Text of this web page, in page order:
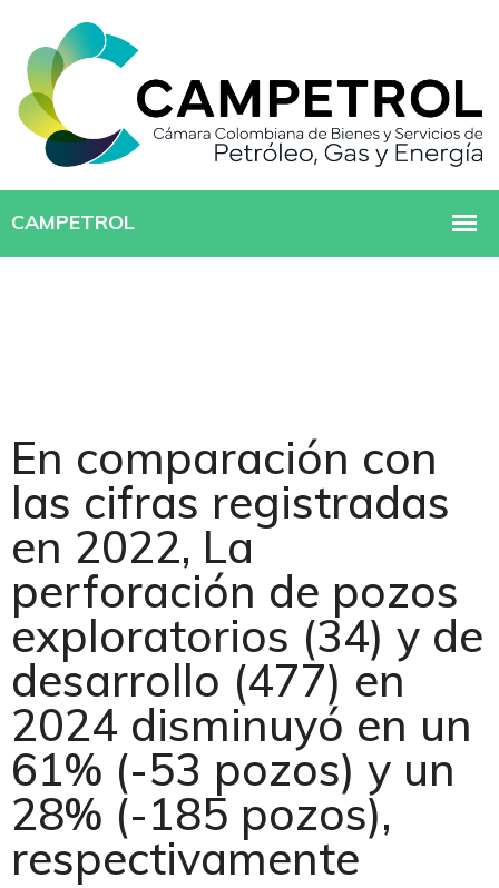
En comparación con
las cifras registradas
en 2022, La
perforación de pozos
exploratorios (34) y de
desarrollo (477) en
2024 disminuyó en un
61% (-53 pozos) y un
28% (-185 pozos),
respectivamente